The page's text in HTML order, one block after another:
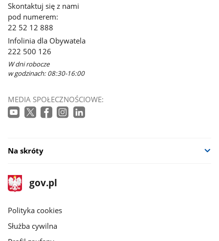
Skontaktuj się z nami
pod numerem:
22 52 12 888
Infolinia dla Obywatela
222 500 126
W dni robocze
w godzinach: 08:30-16:00
MEDIA SPOŁECZNOŚCIOWE:
Na skróty
stopka
gov.pl
Strona
gov.pl
gov.pl
Polityka cookies
Służba cywilna